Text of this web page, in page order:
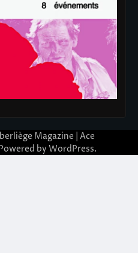
Magazine | Ace
by WordPress.